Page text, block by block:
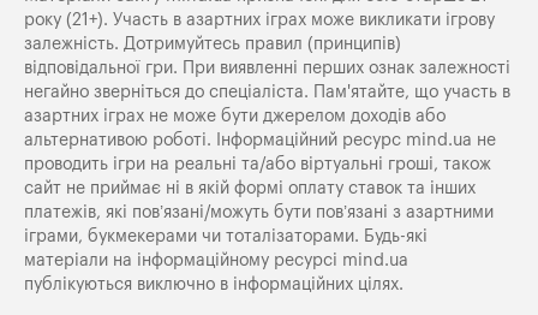
року (21+). Участь в азартних іграх може викликати ігрову
залежність. Дотримуйтесь правил (принципів)
відповідальної гри. При виявленні перших ознак залежності
негайно зверніться до спеціаліста. Пам'ятайте, що участь в
азартних іграх не може бути джерелом доходів або
альтернативою роботі. Інформаційний ресурс mind.ua не
проводить ігри на реальні та/або віртуальні гроші, також
сайт не приймає ні в якій формі оплату ставок та інших
платежів, які пов’язані/можуть бути пов’язані з азартними
іграми, букмекерами чи тоталізаторами. Будь-які
матеріали на інформаційному ресурсі mind.ua
публікуються виключно в інформаційних цілях.